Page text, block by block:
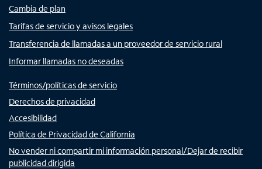
Cambia de plan
Tarifas de servicio y avisos legales
Transferencia de llamadas a un proveedor de servicio rural
Informar llamadas no deseadas
Términos/políticas de servicio
Derechos de privacidad
Accesibilidad
Política de Privacidad de California
No vender ni compartir mi información personal/Dejar de recibir
publicidad dirigida